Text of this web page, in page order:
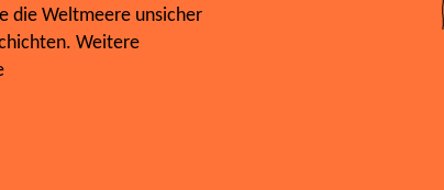
die Weltmeere unsicher
Weitere